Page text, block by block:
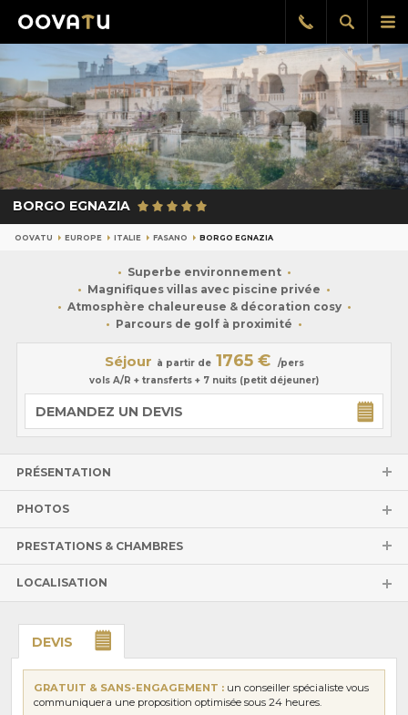
le
Afficher
la
Rappel
gratuit
BORGO EGNAZIA
OOVATU EUROPE ITALIE FASANO BORGO EGNAZIA
Superbe environnement
Magnifiques villas avec piscine privée
Atmosphère chaleureuse & décoration cosy
Parcours de golf à proximité
Séjour à partir de 1765 €
/pers
vols A/R + transferts + 7 nuits (petit déjeuner)
DEMANDEZ UN DEVIS
PRÉSENTATION
PHOTOS
PRESTATIONS & CHAMBRES
LOCALISATION
DEVIS
GRATUIT & SANS-ENGAGEMENT : un conseiller spécialiste vous
communiquera une proposition optimisée sous 24 heures.